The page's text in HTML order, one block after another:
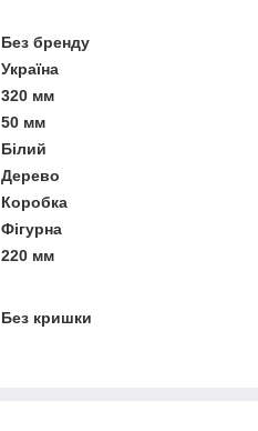
Без бренду
Україна
320 мм
50 мм
Білий
Дерево
Коробка
Фігурна
220 мм
Без кришки